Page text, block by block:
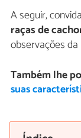
A seguir,
raças de
observações
Também lhe
suas